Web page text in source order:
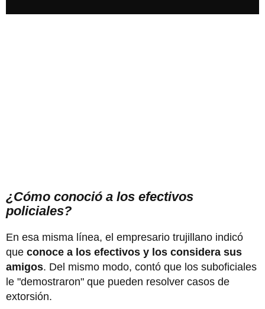
¿Cómo conoció a los efectivos
policiales?
En esa misma línea, el empresario trujillano indicó
que conoce a los efectivos y los considera sus
amigos. Del mismo modo, contó que los suboficiales
le "demostraron" que pueden resolver casos de
extorsión.